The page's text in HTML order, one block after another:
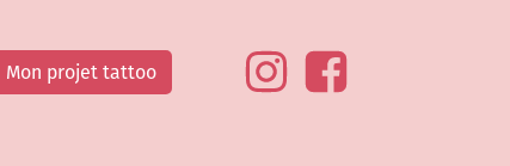
Mon projet tattoo